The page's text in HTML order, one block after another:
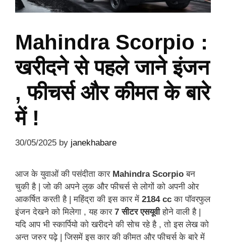
Mahindra Scorpio :
खरीदने से पहले जाने इंजन
, फीचर्स और कीमत के बारे
में !
30/05/2025 by janekhabare
आज के युवाओं की पसंदीता कार Mahindra Scorpio बन
चुकी है | जो की अपने लुक और फीचर्स से लोगों को अपनी ओर
आकर्षित करती है | महिंद्रा की इस कार में 2184 cc का पॉवरफुल
इंजन देखने को मिलेगा , यह कार7 सीटर एसयूवीहोने वाली है |
यदि आप भी स्कार्पियो को खरीदने की सोच रहे है , तो इस लेख को
अन्त जरुर पढ़े | जिसमें इस कार की कीमत और फीचर्स के बारे में